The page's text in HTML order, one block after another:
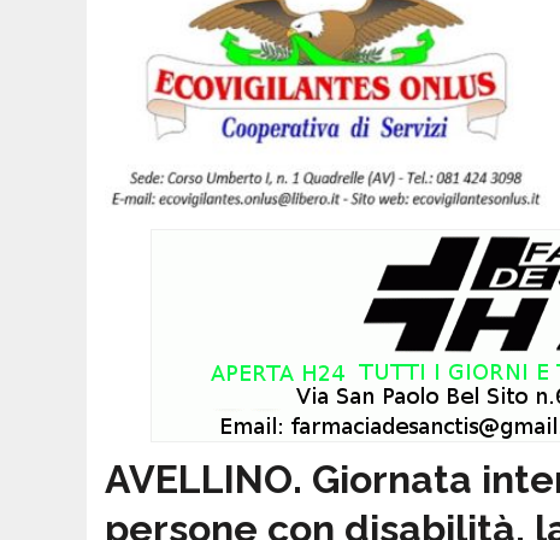
AVELLINO. Giornata
persone con disabilità,